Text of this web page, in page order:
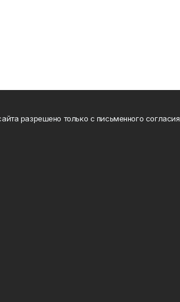
разрешено только с письменного согласия